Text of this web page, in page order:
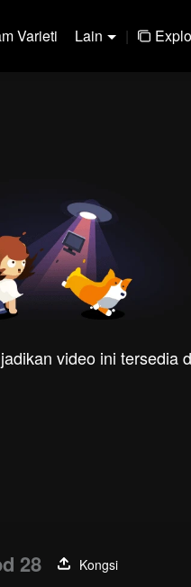
Varieti Lain |
video ini tersedia
28
Kongsi